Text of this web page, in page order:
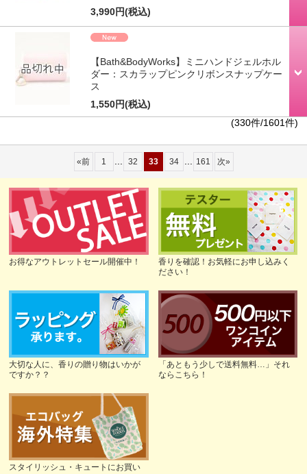
3,990円(税込)
【Bath&BodyWorks】ミニハンドジェルホル
ダー：スカラップピンクリボンスナップケー
ス
1,550円(税込)
(330件/1601件)
«前 1 ... 32 33 34 ... 161 次»
お得なアウトレットセール開催中！
香りを確認！お気軽にお申し込みく
ださい！
大切な人に、香りの贈り物はいかが
ですか？？
「あともう少しで送料無料…」それ
ならこちら！
スタイリッシュ・キュートにお買い